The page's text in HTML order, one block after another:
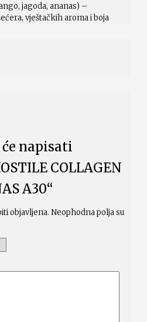
jagoda, ananas) –
vještačkih aroma i boja
napisati
COLLAGEN
A30“
objavljena. Neophodna polja su